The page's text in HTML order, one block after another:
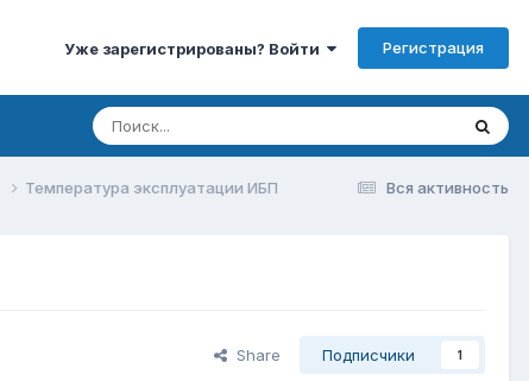
Уже зарегистрированы? Войти Регистрация
Вся активность
Температура эксплуатации ИБП
Share Подписчики 1